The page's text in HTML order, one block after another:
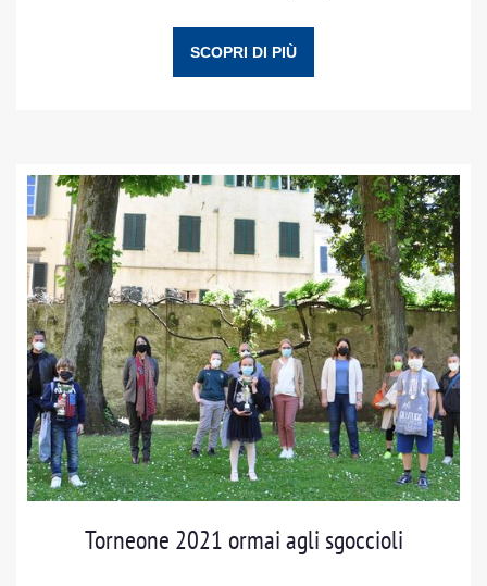
SCOPRI DI PIÙ
Torneone 2021 ormai agli sgoccioli